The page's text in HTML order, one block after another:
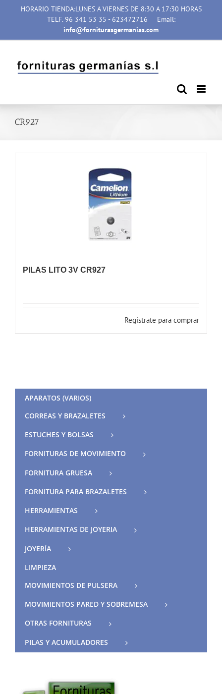
HORARIO TIENDA:LUNES A VIERNES DE 8:30 A 17:30 HORAS
TELF. 96 341 53 35 - 623472716
Email:
info@forniturasgermanias.com
CR927
PILAS LITO 3V CR927
Registrate para comprar
APARATOS (VARIOS)
CORREAS Y BRAZALETES
ESTUCHES Y BOLSAS
FORNITURAS DE MOVIMIENTO
FORNITURA GRUESA
FORNITURA PARA BRAZALETES
HERRAMIENTAS
HERRAMIENTAS DE JOYERIA
JOYERÍA
LIMPIEZA
MOVIMIENTOS DE PULSERA
MOVIMIENTOS PARED Y SOBREMESA
OTRAS FORNITURAS
PILAS Y ACUMULADORES